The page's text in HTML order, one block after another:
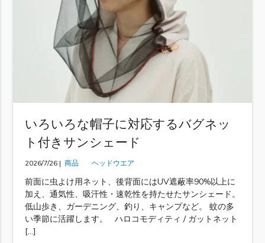
いろいろな帽子に対応するバグネッ
ト付きサンシェード
2026/7/26 | 商品 ヘッドウエア
前面に虫よけ用ネット、後背面にはUV遮蔽率90%以上に
加え、通気性、吸汗性・速乾性を持たせたサンシェード。
低山歩き、ガーデニング、釣り、キャンプなど。 蚊の多
い季節に活躍します。 ハロコモディティ / ガットネット
[…]